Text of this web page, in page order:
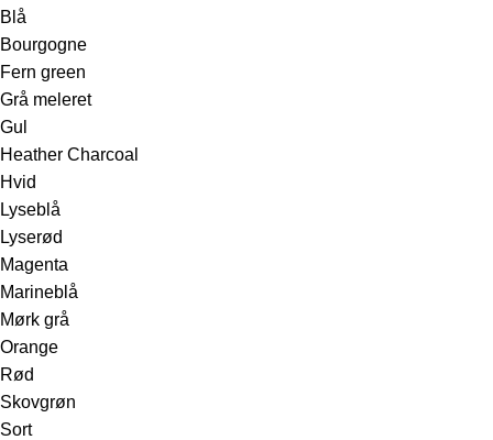
Blå
Bourgogne
Fern green
Grå meleret
Gul
Heather Charcoal
Hvid
Lyseblå
Lyserød
Magenta
Marineblå
Mørk grå
Orange
Rød
Skovgrøn
Sort